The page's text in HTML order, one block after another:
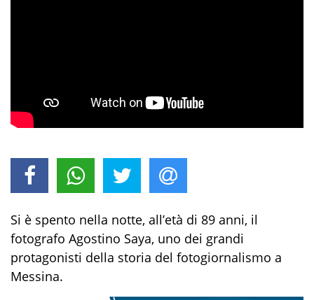
Si è spento nella notte, all’età di 89 anni, il
fotografo Agostino Saya, uno dei grandi
protagonisti della storia del fotogiornalismo a
Messina.